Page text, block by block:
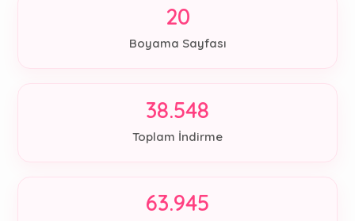
20
Boyama Sayfası
38.548
Toplam İndirme
63.945